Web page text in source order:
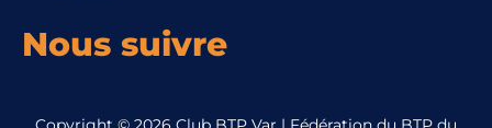
Nous suivre